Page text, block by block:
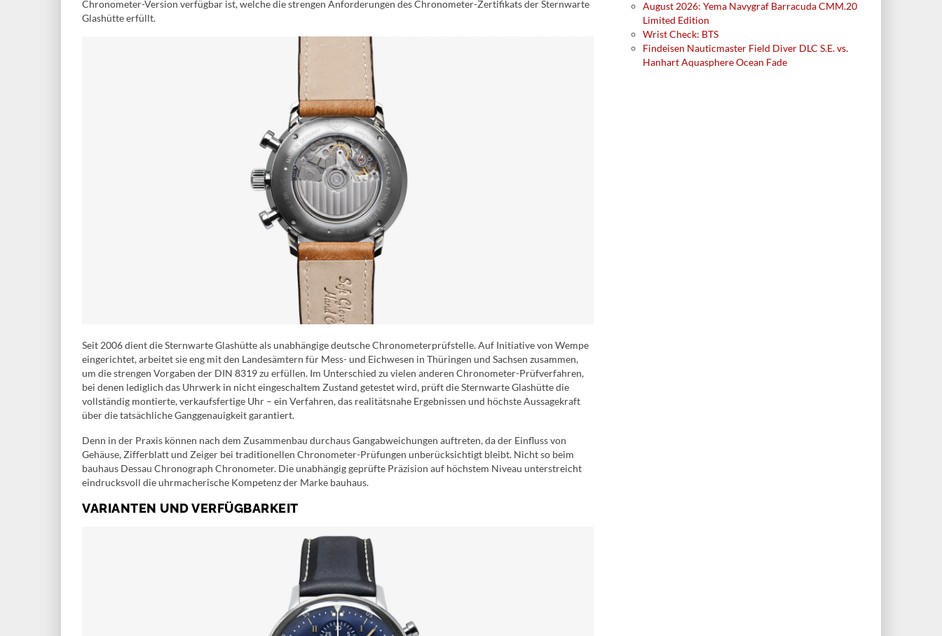
Chronometer-Version verfügbar ist, welche die strengen Anforderungen des Chronometer-Zertifikats der Sternwarte
Glashütte erfüllt.
Seit 2006 dient die Sternwarte Glashütte als unabhängige deutsche Chronometerprüfstelle. Auf Initiative von Wempe
eingerichtet, arbeitet sie eng mit den Landesämtern für Mess- und Eichwesen in Thüringen und Sachsen zusammen,
um die strengen Vorgaben der DIN 8319 zu erfüllen. Im Unterschied zu vielen anderen Chronometer-Prüfverfahren,
bei denen lediglich das Uhrwerk in nicht eingeschaltem Zustand getestet wird, prüft die Sternwarte Glashütte die
vollständig montierte, verkaufsfertige Uhr – ein Verfahren, das realitätsnahe Ergebnissen und höchste Aussagekraft
über die tatsächliche Ganggenauigkeit garantiert.
Denn in der Praxis können nach dem Zusammenbau durchaus Gangabweichungen auftreten, da der Einfluss von
Gehäuse, Zifferblatt und Zeiger bei traditionellen Chronometer-Prüfungen unberücksichtigt bleibt. Nicht so beim
bauhaus Dessau Chronograph Chronometer. Die unabhängig geprüfte Präzision auf höchstem Niveau unterstreicht
eindrucksvoll die uhrmacherische Kompetenz der Marke bauhaus.
VARIANTEN UND VERFÜGBARKEIT
August 2026: Yema Navygraf Barracuda CMM.20
Limited Edition
Wrist Check: BTS
Findeisen Nauticmaster Field Diver DLC S.E. vs.
Hanhart Aquasphere Ocean Fade